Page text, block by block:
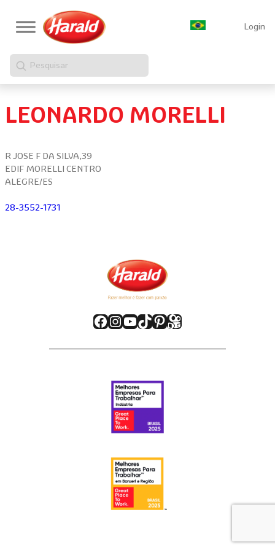
Login
Pesquisar
LEONARDO MORELLI
R JOSE F DA SILVA,39
EDIF MORELLI CENTRO
ALEGRE/ES
28-3552-1731
Facebook
Instagram
Youtube
TikTok
Pinterest
Kwai